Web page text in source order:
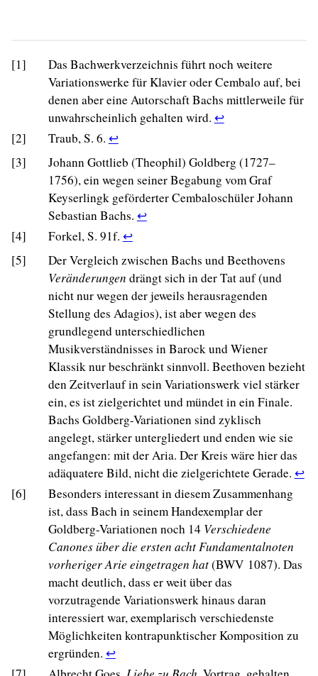
[1]
Das Bachwerkverzeichnis führt noch weitere
Variationswerke für Klavier oder Cembalo auf, bei
denen aber eine Autorschaft Bachs mittlerweile für
unwahrscheinlich gehalten wird. ↩Return
1
reference
in
[2] Traub, S. 6. ↩Return
to
footnote
2
reference
text.
[3]
Johann Gottlieb (Theophil) Goldberg (1727–
1756), ein wegen seiner Begabung vom Graf
Keyserlingk geförderter Cembaloschüler Johann
Sebastian Bachs. ↩Return
3
reference
in
text.
[4] Forkel, S. 91f. ↩Return
to
footnote
4
reference
in
[5]
Der Vergleich zwischen Bachs und Beethovens
Veränderungen drängt sich in der Tat auf (und
nicht nur wegen der jeweils herausragenden
Stellung des Adagios), ist aber wegen des
grundlegend unterschiedlichen
Musikverständnisses in Barock und Wiener
Klassik nur beschränkt sinnvoll. Beethoven bezieht
den Zeitverlauf in sein Variationswerk viel stärker
ein, es ist zielgerichtet und mündet in ein Finale.
Bachs Goldberg-Variationen sind zyklisch
angelegt, stärker untergliedert und enden wie sie
angefangen: mit der Aria. Der Kreis wäre hier das
adäquatere Bild, nicht die zielgerichtete Gerade. ↩
[6]
Besonders interessant in diesem Zusammenhang
ist, dass Bach in seinem Handexemplar der
Goldberg-Variationen noch 14 Verschiedene
Canones über die ersten acht Fundamentalnoten
vorheriger Arie eingetragen hat(BWV 1087). Das
macht deutlich, dass er weit über das
vorzutragende Variationswerk hinaus daran
interessiert war, exemplarisch verschiedenste
Möglichkeiten kontrapunktischer Komposition zu
ergründen. ↩Return
to